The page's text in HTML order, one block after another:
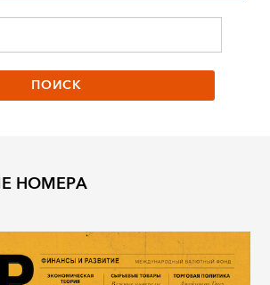
НОМЕРА